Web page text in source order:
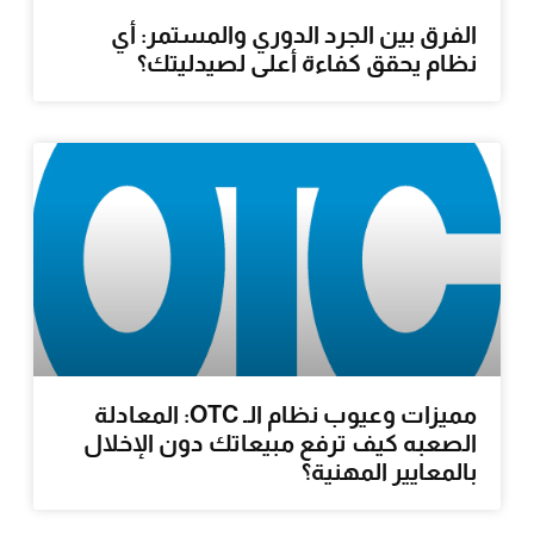
الفرق بين الجرد الدوري والمستمر: أي
نظام يحقق كفاءة أعلى لصيدليتك؟
مميزات وعيوب نظام الـ OTC: المعادلة
الصعبه كيف ترفع مبيعاتك دون الإخلال
بالمعايير المهنية؟